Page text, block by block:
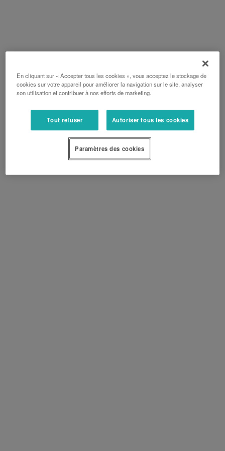
En cliquant sur « Accepter tous les cookies », vous acceptez le stockage de
cookies sur votre appareil pour améliorer la navigation sur le site, analyser
son utilisation et contribuer à nos efforts de marketing.
Tout refuser Autoriser tous les cookies
Paramètres des cookies